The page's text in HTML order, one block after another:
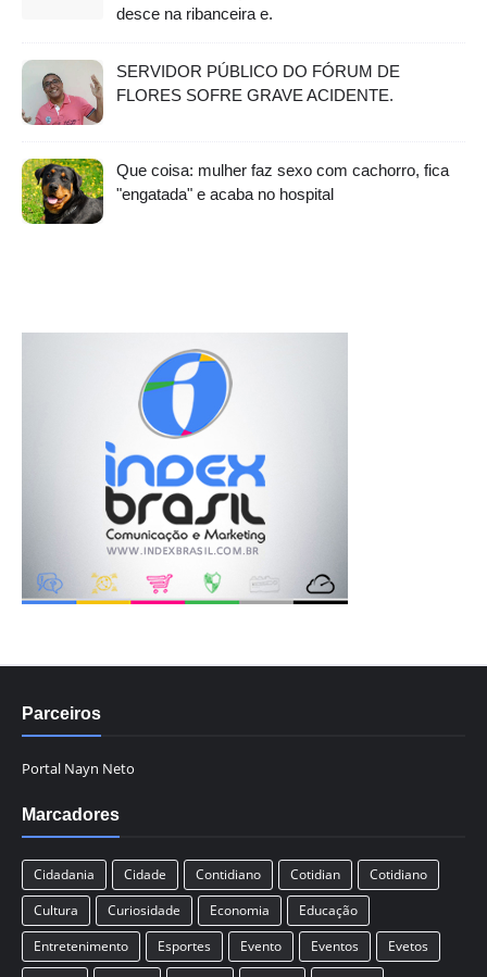
desce na ribanceira e.
SERVIDOR PÚBLICO DO FÓRUM DE
FLORES SOFRE GRAVE ACIDENTE.
Que coisa: mulher faz sexo com cachorro, fica
"engatada" e acaba no hospital
Parceiros
Portal Nayn Neto
Marcadores
Cidadania Cidade Contidiano Cotidian
Cotidiano
Cultura
Curiosidade Economia
Educação
Entretenimento
Esportes Evento Eventos
Evetos